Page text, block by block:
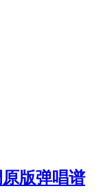
版弹唱谱